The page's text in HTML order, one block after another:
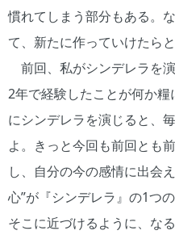
慣れてしまう部分もある。
て、新たに作っていけたらと
前回、私がシンデレラを
2年で経験したことが何か
にシンデレラを演じると、
よ。きっと今回も前回とも
し、自分の今の感情に出会
心”が『シンデレラ』の1つ
そこに近づけるように、な